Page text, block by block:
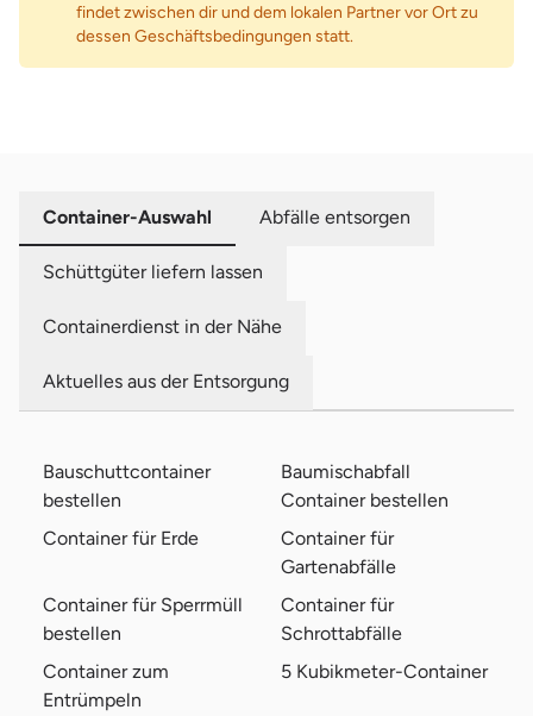
findet zwischen dir und dem lokalen Partner vor Ort zu
dessen Geschäftsbedingungen statt.
Container-Auswahl Abfälle entsorgen
Schüttgüter liefern lassen
Containerdienst in der Nähe
Aktuelles aus der Entsorgung
Bauschuttcontainer
bestellen
Baumischabfall
Container bestellen
Container für Erde
Container für
Gartenabfälle
Container für Sperrmüll
bestellen
Container für
Schrottabfälle
Container zum
Entrümpeln
5 Kubikmeter-Container